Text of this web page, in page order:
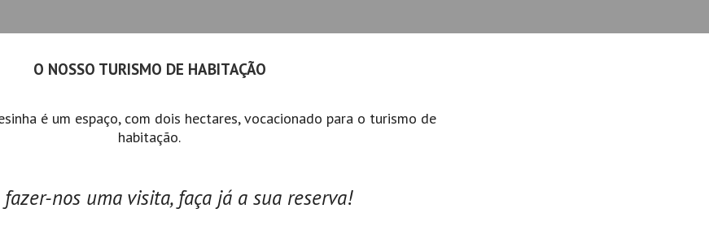
O NOSSO TURISMO DE HABITAÇÃO
é um espaço, com dois hectares, vocacionado para o turismo de
habitação.
fazer-nos uma visita, faça já a sua reserva!